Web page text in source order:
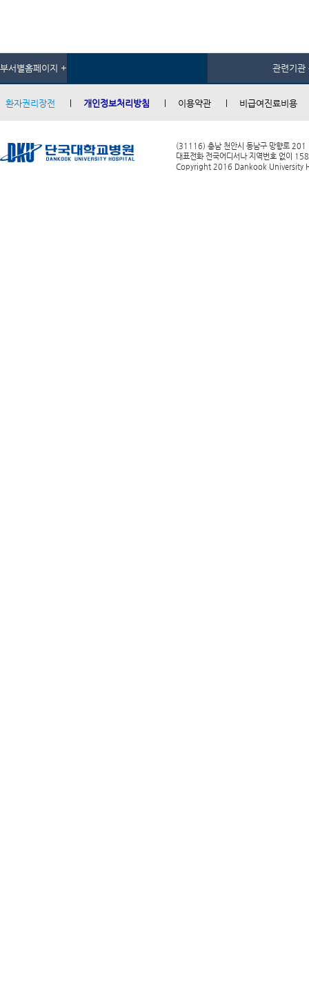
부서별홈페이지 + 관련기관
환자권리장전 개인정보처리방침 이용약관 비급여진료비용
(31116) 충남 천안시 동남구 망향로 201
대표전화 전국어디서나 지역번호 없이
Copyright 2016 Dankook University